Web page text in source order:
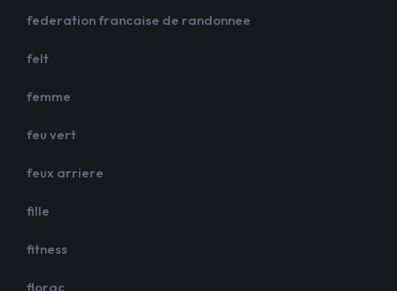
federation francaise de randonnee
felt
femme
feu vert
feux arriere
fille
fitness
florac